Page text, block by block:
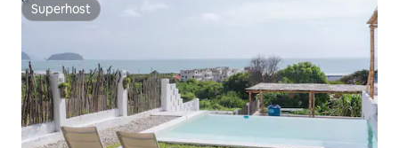
Superhost
Superhost